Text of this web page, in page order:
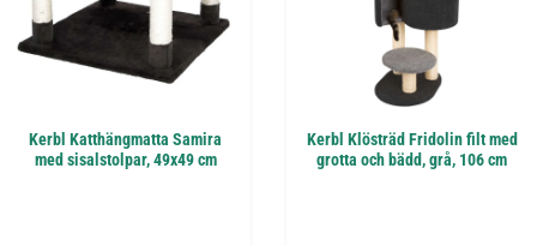
Kerbl Katthängmatta Samira
med sisalstolpar, 49x49 cm
Kerbl Klösträd Fridolin filt med
grotta och bädd, grå, 106 cm